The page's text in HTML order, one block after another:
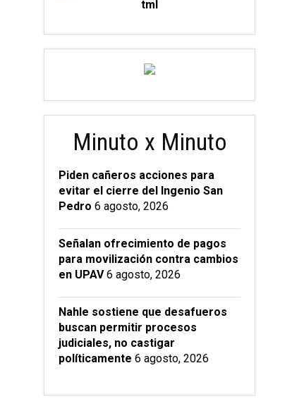
Minuto x Minuto
Piden cañeros acciones para
evitar el cierre del Ingenio San
Pedro 6 agosto, 2026
Señalan ofrecimiento de pagos
para movilización contra cambios
en UPAV 6 agosto, 2026
Nahle sostiene que desafueros
buscan permitir procesos
judiciales, no castigar
políticamente 6 agosto, 2026